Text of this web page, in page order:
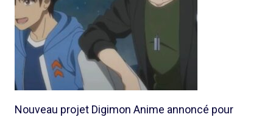
Nouveau projet Digimon Anime annoncé pour